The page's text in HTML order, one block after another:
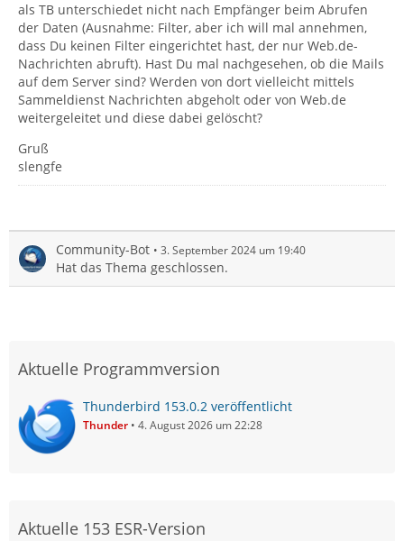
als TB unterschiedet nicht nach Empfänger beim Abrufen
der Daten (Ausnahme: Filter, aber ich will mal annehmen,
dass Du keinen Filter eingerichtet hast, der nur Web.de-
Nachrichten abruft). Hast Du mal nachgesehen, ob die Mails
auf dem Server sind? Werden von dort vielleicht mittels
Sammeldienst Nachrichten abgeholt oder von Web.de
weitergeleitet und diese dabei gelöscht?
Gruß
slengfe
Community-Bot 3. September 2024 um 19:40
Hat das Thema geschlossen.
Aktuelle Programmversion
Thunderbird 153.0.2 veröffentlicht
Thunder 4. August 2026 um 22:28
Aktuelle 153 ESR-Version